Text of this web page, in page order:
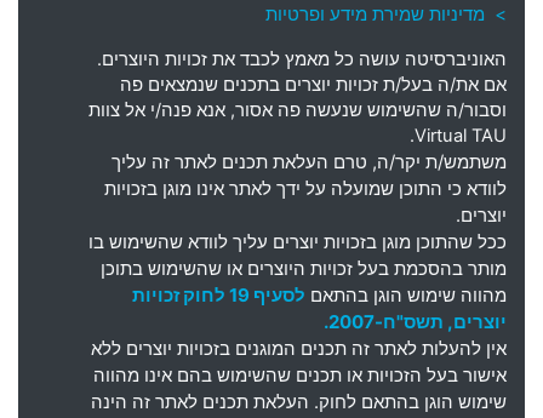
> מדיניות שמירת מידע ופרטיות
האוניברסיטה עושה כל מאמץ לכבד את זכויות היוצרים.
אם את/ה בעל/ת זכויות יוצרים בתכנים שנמצאים פה
וסבור/ה שהשימוש שנעשה פה אסור, אנא פנה/י אל צוות
Virtual TAU.
משתמש/ת יקר/ה, טרם העלאת תכנים לאתר זה עליך
לוודא כי התוכן שמועלה על ידך לאתר אינו מוגן בזכויות
יוצרים.
ככל שהתוכן מוגן בזכויות יוצרים עליך לוודא שהשימוש בו
מותר בהסכמת בעל זכויות היוצרים או שהשימוש בתוכן
מהווה שימוש הוגן בהתאם
לסעיף 19 לחוק זכויות
יוצרים, תשס"ח-2007.
אין להעלות לאתר זה תכנים המוגנים בזכויות יוצרים ללא
אישור בעל הזכויות או תכנים שהשימוש בהם אינו מהווה
שימוש הוגן בהתאם לחוק. העלאת תכנים לאתר זה הינה